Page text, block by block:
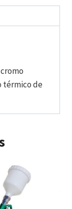
térmico de